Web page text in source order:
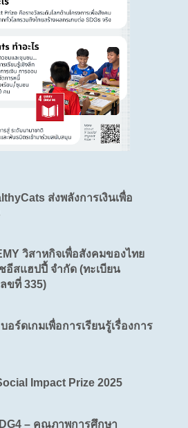
ส่งพลังการเงินเพื่อ
วิสาหกิจเพื่อสังคมของไทย
อีสแฮปปี้ จำกัด (ทะเบียน
ขที่ 335)
อร์ดเกมเพื่อการเรียนรู้เรื่องการ
Impact Prize 2025
– คุณภาพการศึกษา